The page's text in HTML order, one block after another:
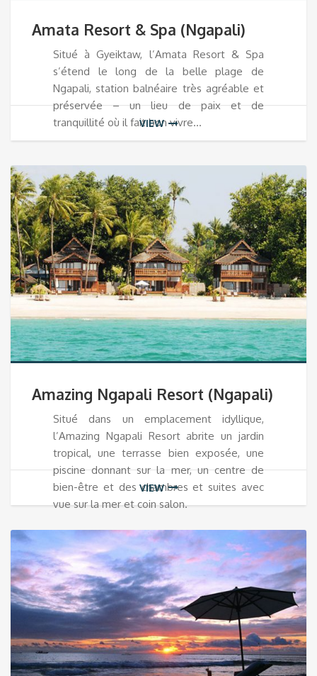
Amata Resort & Spa (Ngapali)
Situé à Gyeiktaw, l’Amata Resort & Spa
s’étend le long de la belle plage de
Ngapali, station balnéaire très agréable et
préservée – un lieu de paix et de
tranquillité où il fait bon vivre…
VIEW
Amazing Ngapali Resort (Ngapali)
Situé dans un emplacement idyllique,
l’Amazing Ngapali Resort abrite un jardin
tropical, une terrasse bien exposée, une
piscine donnant sur la mer, un centre de
bien-être et des chambres et suites avec
vue sur la mer et coin salon.
VIEW